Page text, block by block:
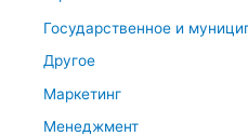
Государственное и
Другое
Маркетинг
Менеджмент